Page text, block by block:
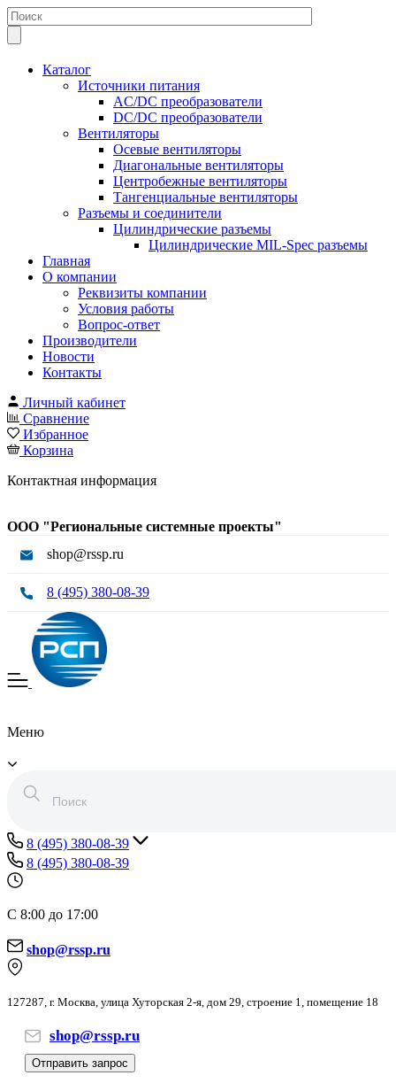
Каталог
Источники питания
AC/DC преобразователи
DC/DC преобразователи
Вентиляторы
Осевые вентиляторы
Диагональные вентиляторы
Центробежные вентиляторы
Тангенциальные вентиляторы
Разъемы и соединители
Цилиндрические разъемы
Цилиндрические MIL-Spec разъемы
Главная
О компании
Реквизиты компании
Условия работы
Вопрос-ответ
Производители
Новости
Контакты
Личный кабинет
Сравнение
Избранное
Корзина
Контактная информация
ООО "Региональные системные проекты"
shop@rssp.ru
8 (495) 380-08-39
Меню
8 (495) 380-08-39
8 (495) 380-08-39
С 8:00 до 17:00
shop@rssp.ru
127287, г. Москва, улица Хуторская 2-я, дом 29, строение 1, помещение 18
shop@rssp.ru
Отправить запрос